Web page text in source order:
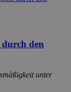
den
unter